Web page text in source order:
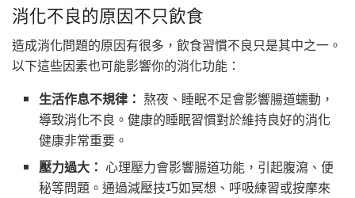
消化不良的原因不只飲食
造成消化問題的原因有很多，飲食習慣不良只是其中之一。
以下這些因素也可能影響你的消化功能：
生活作息不規律： 熬夜、睡眠不足會影響腸道蠕動，
導致消化不良。健康的睡眠習慣對於維持良好的消化
健康非常重要。
壓力過大： 心理壓力會影響腸道功能，引起腹瀉、便
秘等問題。通過減壓技巧如冥想、呼吸練習或按摩來